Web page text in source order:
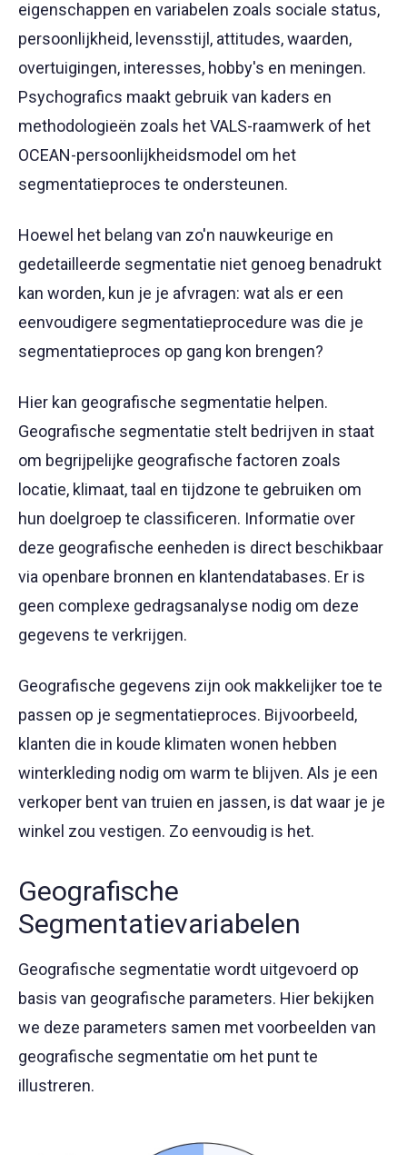
eigenschappen en variabelen zoals sociale status,
persoonlijkheid, levensstijl, attitudes, waarden,
overtuigingen, interesses, hobby's en meningen.
Psychografics maakt gebruik van kaders en
methodologieën zoals het VALS-raamwerk of het
OCEAN-persoonlijkheidsmodel om het
segmentatieproces te ondersteunen.
Hoewel het belang van zo'n nauwkeurige en
gedetailleerde segmentatie niet genoeg benadrukt
kan worden, kun je je afvragen: wat als er een
eenvoudigere segmentatieprocedure was die je
segmentatieproces op gang kon brengen?
Hier kan geografische segmentatie helpen.
Geografische segmentatie stelt bedrijven in staat
om begrijpelijke geografische factoren zoals
locatie, klimaat, taal en tijdzone te gebruiken om
hun doelgroep te classificeren. Informatie over
deze geografische eenheden is direct beschikbaar
via openbare bronnen en klantendatabases. Er is
geen complexe gedragsanalyse nodig om deze
gegevens te verkrijgen.
Geografische gegevens zijn ook makkelijker toe te
passen op je segmentatieproces. Bijvoorbeeld,
klanten die in koude klimaten wonen hebben
winterkleding nodig om warm te blijven. Als je een
verkoper bent van truien en jassen, is dat waar je je
winkel zou vestigen. Zo eenvoudig is het.
Geografische
Segmentatievariabelen
Geografische segmentatie wordt uitgevoerd op
basis van geografische parameters. Hier bekijken
we deze parameters samen met voorbeelden van
geografische segmentatie om het punt te
illustreren.